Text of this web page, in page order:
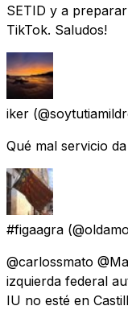
SETID y a
TikTok. Saludos!
iker
Qué mal servicio
#figaagra
@carlossmato
izquierda federal
IU no esté en